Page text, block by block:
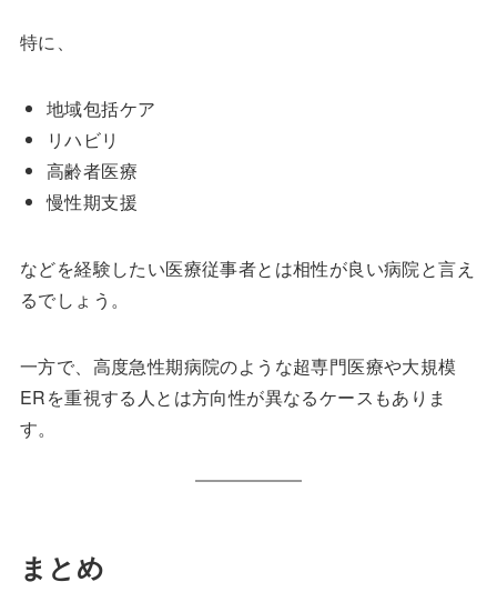
特に、
地域包括ケア
リハビリ
高齢者医療
慢性期支援
などを経験したい医療従事者とは相性が良い病院と言え
るでしょう。
一方で、高度急性期病院のような超専門医療や大規模
ERを重視する人とは方向性が異なるケースもありま
す。
まとめ